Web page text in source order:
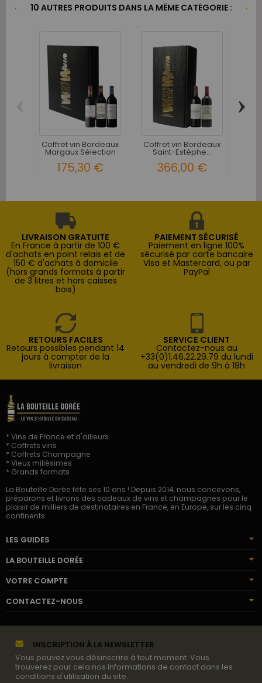
10 AUTRES PRODUITS DANS LA MÊME CATÉGORIE :
Coffret vin Bordeaux
Margaux Sélection
175,30 €
Coffret vin Bordeaux
Saint-Estèphe...
366,00 €
›
LIVRAISON GRATUITE
En France à partir de 100 €
d'achats en point relais et de
150 € d'achats à domicile
(hors grands formats à partir
de 3 litres et hors caisses
bois)
PAIEMENT SÉCURISÉ
Paiement en ligne 100%
sécurisé par carte bancaire
Visa et Mastercard, ou par
PayPal
RETOURS FACILES
Retours possibles pendant 14
jours à compter de la
livraison
SERVICE CLIENT
Contactez-nous au
+33(0)1.46.22.29.79 du lundi
au vendredi de 9h à 18h
* Vins de France et d'ailleurs
* Coffrets vins
* Coffrets Champagne
* Vieux millésimes
* Grands formats
La Bouteille Dorée fête ses 10 ans ! Depuis 2014, nous concevons,
préparons et livrons des cadeaux de vins et champagnes pour le
plaisir de milliers de destinataires en France, en Europe, sur les cinq
continents.
LES GUIDES
LA BOUTEILLE DORÉE
VOTRE COMPTE
CONTACTEZ-NOUS
INSCRIPTION À LA NEWSLETTER
Vous pouvez vous désinscrire à tout moment. Vous
trouverez pour cela nos informations de contact dans les
conditions d'utilisation du site.